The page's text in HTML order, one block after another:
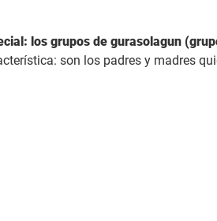
los grupos de gurasolagun
son los padres y madres